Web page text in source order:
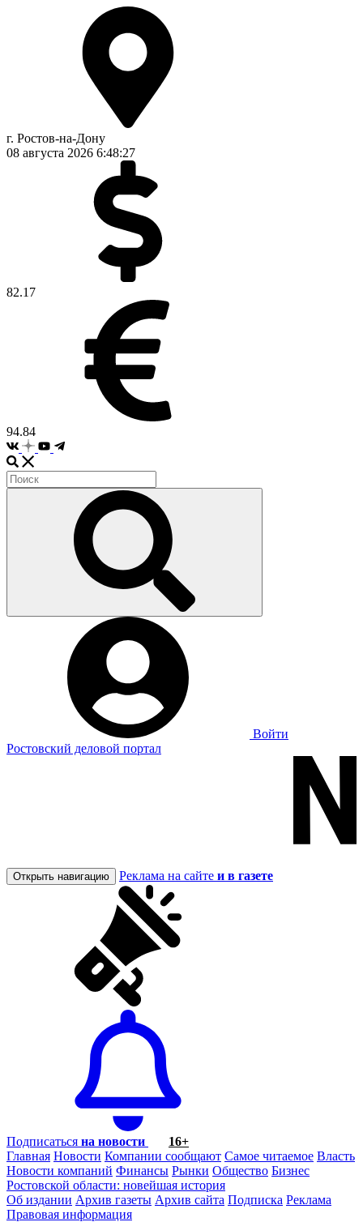
г. Ростов-на-Дону
08 августа 2026 6:48:27
82.17
94.84
Войти
Ростовский деловой портал
Открыть навигацию Реклама на сайте и в газете
Подписаться на новости
16+
Главная Новости Компании сообщают Самое читаемое Власть
Новости компаний Финансы Рынки Общество Бизнес
Ростовской области: новейшая история
Об издании Архив газеты Архив сайта Подписка Реклама
Правовая информация